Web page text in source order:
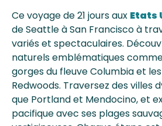
Ce voyage de 21 jours aux Etats
de Seattle à San Francisco à
variés et spectaculaires.
naturels emblématiques
gorges du fleuve Columbia et
Redwoods. Traversez des villes
que Portland et Mendocino, et
pacifique avec ses plages